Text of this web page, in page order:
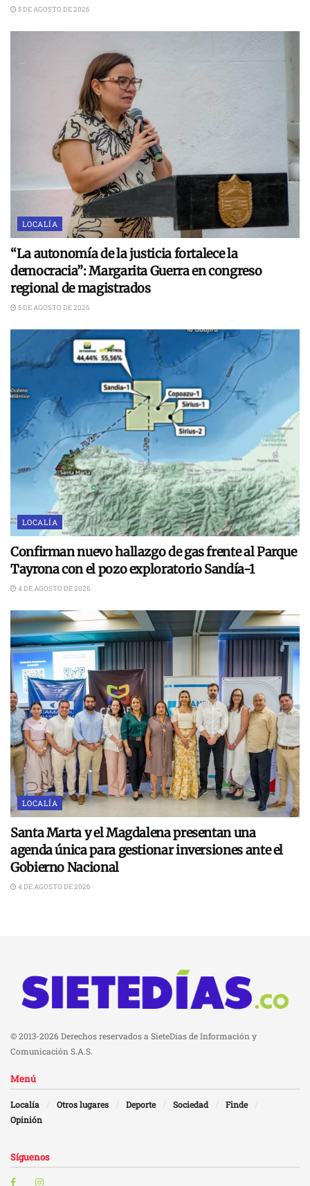
5 DE AGOSTO DE 2026
LOCALÍA
“La autonomía de la justicia fortalece la
democracia”: Margarita Guerra en congreso
regional de magistrados
5 DE AGOSTO DE 2026
LOCALÍA
Confirman nuevo hallazgo de gas frente al Parque
Tayrona con el pozo exploratorio Sandía-1
4 DE AGOSTO DE 2026
LOCALÍA
Santa Marta y el Magdalena presentan una
agenda única para gestionar inversiones ante el
Gobierno Nacional
4 DE AGOSTO DE 2026
© 2013-2026 Derechos reservados a SieteDías de Información y
Comunicación S.A.S.
Menú
Localía Otros lugares Deporte Sociedad
Finde
Opinión
Síguenos